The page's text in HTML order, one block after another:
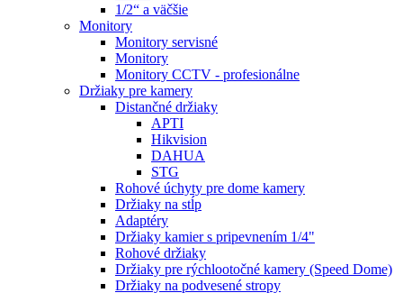
1/2“ a väčšie
Monitory
Monitory servisné
Monitory
Monitory CCTV - profesionálne
Držiaky pre kamery
Distančné držiaky
APTI
Hikvision
DAHUA
STG
Rohové úchyty pre dome kamery
Držiaky na stĺp
Adaptéry
Držiaky kamier s pripevnením 1/4"
Rohové držiaky
Držiaky pre rýchlootočné kamery (Speed Dome)
Držiaky na podvesené stropy